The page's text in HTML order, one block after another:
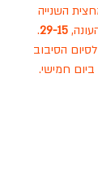
במחצית השנייה
29-15
.
הסיבוב
חמישי.